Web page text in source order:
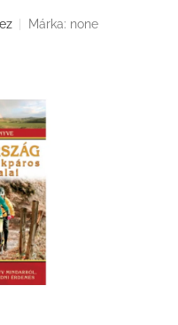
Márka: none